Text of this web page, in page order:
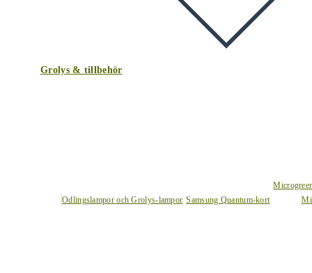
Grolys & tillbehör
Odlingslampor och Grolys-lampor Samsung Quantum-kort